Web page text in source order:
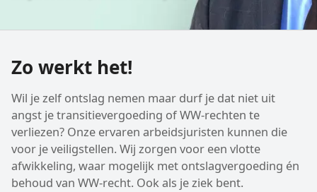
Zo werkt het!
Wil je zelf ontslag nemen maar durf je dat niet uit
angst je transitievergoeding of WW-rechten te
verliezen? Onze ervaren arbeidsjuristen kunnen die
voor je veiligstellen. Wij zorgen voor een vlotte
afwikkeling, waar mogelijk met ontslagvergoeding én
behoud van WW-recht. Ook als je ziek bent.